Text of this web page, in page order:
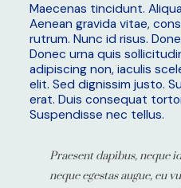
Maecenas tincidunt.
Aenean gravida vitae,
rutrum. Nunc id risus.
Donec urna quis
adipiscing non, iaculis
elit. Sed dignissim justo.
erat. Duis consequat
Suspendisse nec tellus.
Praesent dapibus, neque
neque egestas augue, eu